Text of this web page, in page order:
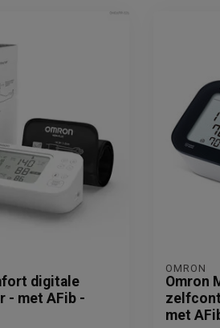
digitale
- met AFib -
OMRON
Omron
met